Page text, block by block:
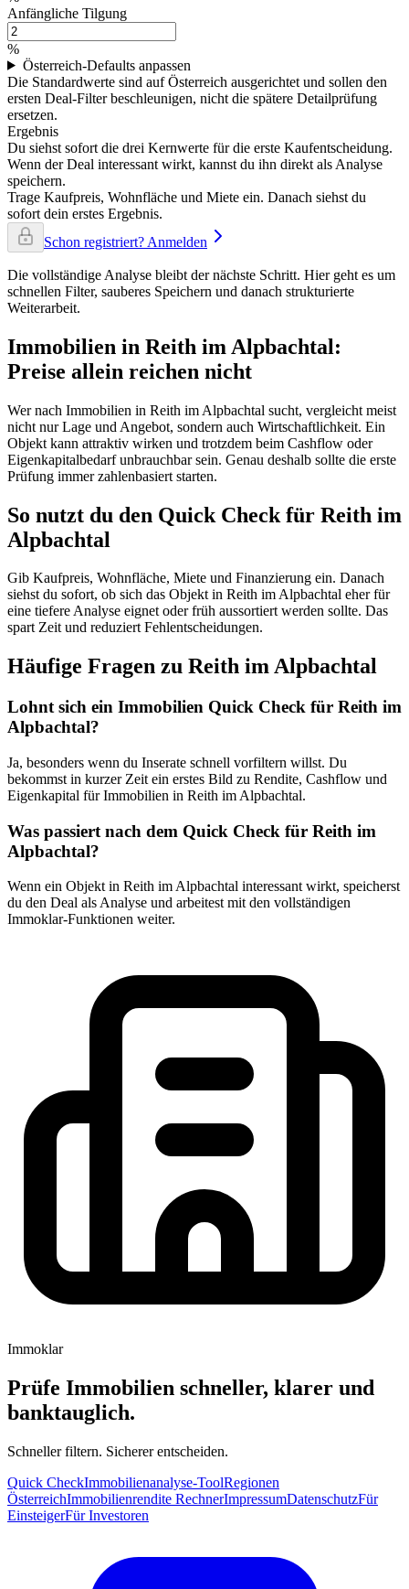
Anfängliche Tilgung
%
Österreich-Defaults anpassen
Die Standardwerte sind auf Österreich ausgerichtet und sollen den
ersten Deal-Filter beschleunigen, nicht die spätere Detailprüfung
ersetzen.
Ergebnis
Du siehst sofort die drei Kernwerte für die erste Kaufentscheidung.
Wenn der Deal interessant wirkt, kannst du ihn direkt als Analyse
speichern.
Trage Kaufpreis, Wohnfläche und Miete ein. Danach siehst du
sofort dein erstes Ergebnis.
Schon registriert? Anmelden
Die vollständige Analyse bleibt der nächste Schritt. Hier geht es um
schnellen Filter, sauberes Speichern und danach strukturierte
Weiterarbeit.
Immobilien in Reith im Alpbachtal:
Preise allein reichen nicht
Wer nach Immobilien in Reith im Alpbachtal sucht, vergleicht meist
nicht nur Lage und Angebot, sondern auch Wirtschaftlichkeit. Ein
Objekt kann attraktiv wirken und trotzdem beim Cashflow oder
Eigenkapitalbedarf unbrauchbar sein. Genau deshalb sollte die erste
Prüfung immer zahlenbasiert starten.
So nutzt du den Quick Check für Reith im
Alpbachtal
Gib Kaufpreis, Wohnfläche, Miete und Finanzierung ein. Danach
siehst du sofort, ob sich das Objekt in Reith im Alpbachtal eher für
eine tiefere Analyse eignet oder früh aussortiert werden sollte. Das
spart Zeit und reduziert Fehlentscheidungen.
Häufige Fragen zu Reith im Alpbachtal
Lohnt sich ein Immobilien Quick Check für Reith im
Alpbachtal?
Ja, besonders wenn du Inserate schnell vorfiltern willst. Du
bekommst in kurzer Zeit ein erstes Bild zu Rendite, Cashflow und
Eigenkapital für Immobilien in Reith im Alpbachtal.
Was passiert nach dem Quick Check für Reith im
Alpbachtal?
Wenn ein Objekt in Reith im Alpbachtal interessant wirkt, speicherst
du den Deal als Analyse und arbeitest mit den vollständigen
Immoklar-Funktionen weiter.
Immoklar
Prüfe Immobilien schneller, klarer und
banktauglich.
Schneller filtern. Sicherer entscheiden.
Quick CheckImmobilienanalyse-ToolRegionen
ÖsterreichImmobilienrendite RechnerImpressumDatenschutzFür
EinsteigerFür Investoren